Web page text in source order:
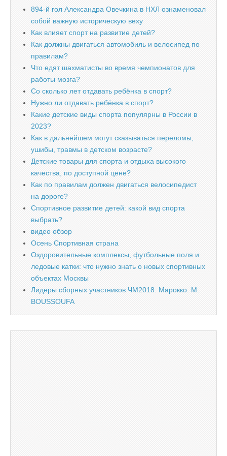
894-й гол Александра Овечкина в НХЛ ознаменовал
собой важную историческую веху
Как влияет спорт на развитие детей?
Как должны двигаться автомобиль и велосипед по
правилам?
Что едят шахматисты во время чемпионатов для
работы мозга?
Со сколько лет отдавать ребёнка в спорт?
Нужно ли отдавать ребёнка в спорт?
Какие детские виды спорта популярны в России в
2023?
Как в дальнейшем могут сказываться переломы,
ушибы, травмы в детском возрасте?
Детские товары для спорта и отдыха высокого
качества, по доступной цене?
Как по правилам должен двигаться велосипедист
на дороге?
Спортивное развитие детей: какой вид спорта
выбрать?
видео обзор
Осень Спортивная страна
Оздоровительные комплексы, футбольные поля и
ледовые катки: что нужно знать о новых спортивных
объектах Москвы
Лидеры сборных участников ЧМ2018. Марокко. M.
BOUSSOUFA